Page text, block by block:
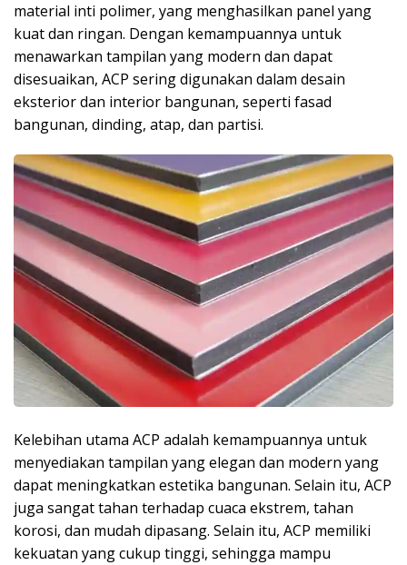
material inti polimer, yang menghasilkan panel yang
kuat dan ringan. Dengan kemampuannya untuk
menawarkan tampilan yang modern dan dapat
disesuaikan, ACP sering digunakan dalam desain
eksterior dan interior bangunan, seperti fasad
bangunan, dinding, atap, dan partisi.
Kelebihan utama ACP adalah kemampuannya untuk
menyediakan tampilan yang elegan dan modern yang
dapat meningkatkan estetika bangunan. Selain itu, ACP
juga sangat tahan terhadap cuaca ekstrem, tahan
korosi, dan mudah dipasang. Selain itu, ACP memiliki
kekuatan yang cukup tinggi, sehingga mampu